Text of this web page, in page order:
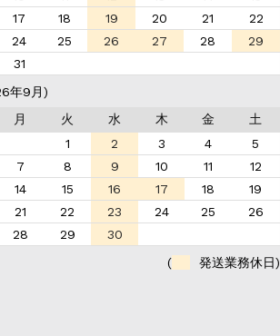
17 18 19 20 21
22
24 25 26 27 28
29
31
年9月)
月 火 水 木 金
土
1
2 3 4
5
7 8 9 10 11
12
14 15 16 17 18
19
21 22 23 24 25
26
28 29
30
(
発送業務休日)